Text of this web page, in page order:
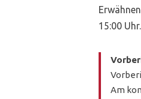
15:00 Uhr.
Am